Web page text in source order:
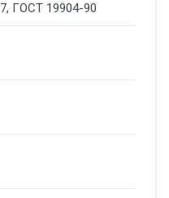
ГОСТ 19904-90